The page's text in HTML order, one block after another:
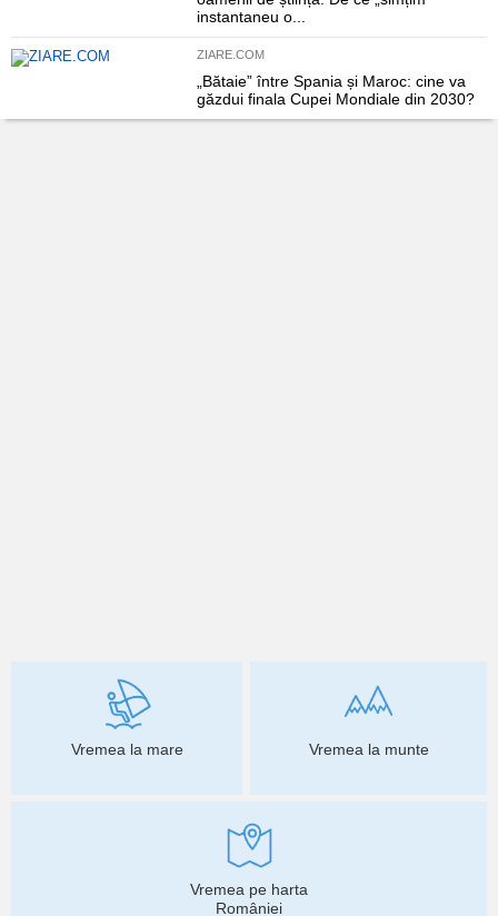
instantaneu o...
ZIARE.COM
„Bătaie” între Spania și Maroc: cine va
găzdui finala Cupei Mondiale din 2030?
Vremea la mare Vremea la munte
Vremea pe harta
României